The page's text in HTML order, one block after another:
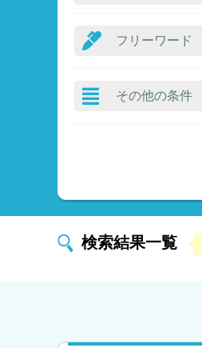
フリーワード
その他の条件
検索結果一覧